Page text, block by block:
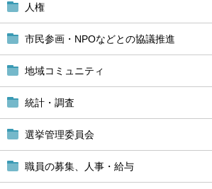
人権
市民参画・NPOなどとの協議推進
地域コミュニティ
統計・調査
選挙管理委員会
職員の募集、人事・給与